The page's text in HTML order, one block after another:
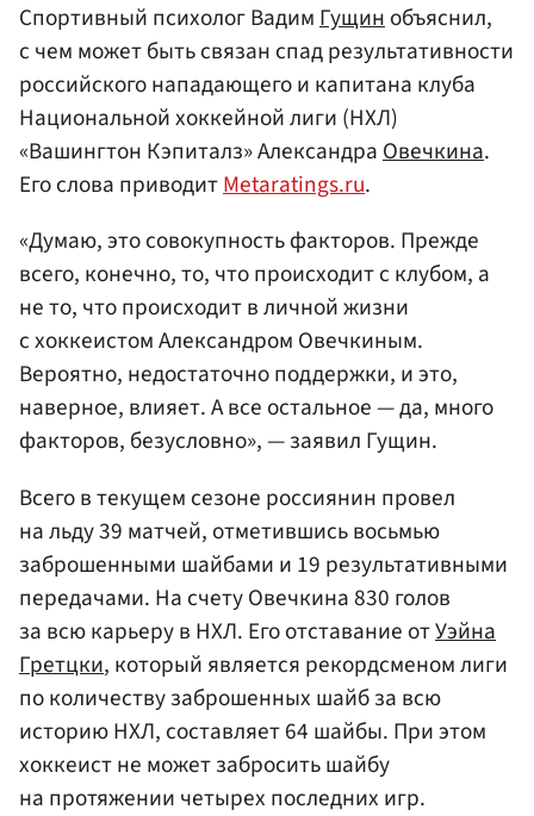
Спортивный психолог ВадимГущинобъяснил,
с чем может быть связан спад результативности
российского нападающего и капитана клуба
Национальной хоккейной лиги (НХЛ)
«Вашингтон Кэпиталз» АлександраОвечкина.
Его слова приводитMetaratings.ru.
«Думаю, это совокупность факторов. Прежде
всего, конечно, то, что происходит с клубом, а
не то, что происходит в личной жизни
с хоккеистом Александром Овечкиным.
Вероятно, недостаточно поддержки, и это,
наверное, влияет. А все остальное — да, много
факторов, безусловно», — заявил Гущин.
Всего в текущем сезоне россиянин провел
на льду 39 матчей, отметившись восьмью
заброшенными шайбами и 19 результативными
передачами. На счету Овечкина 830 голов
за всю карьеру в НХЛ. Его отставание отУэйна
Гретцки, который является рекордсменом лиги
по количеству заброшенных шайб за всю
историю НХЛ, составляет 64 шайбы. При этом
хоккеист не может забросить шайбу
на протяжении четырех последних игр.